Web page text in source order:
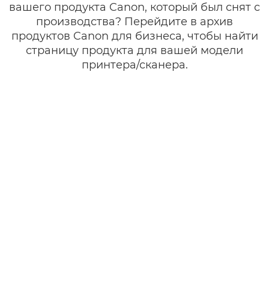
вашего продукта Canon, который был снят с
производства? Перейдите в архив
продуктов Canon для бизнеса, чтобы найти
страницу продукта для вашей модели
принтера/сканера.